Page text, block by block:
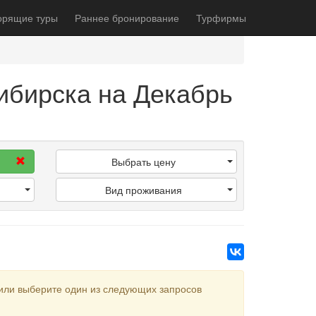
туры Раннее бронирование Турфирмы
на Декабрь
Выбрать цену
Вид проживания
выберите один из следующих запросов